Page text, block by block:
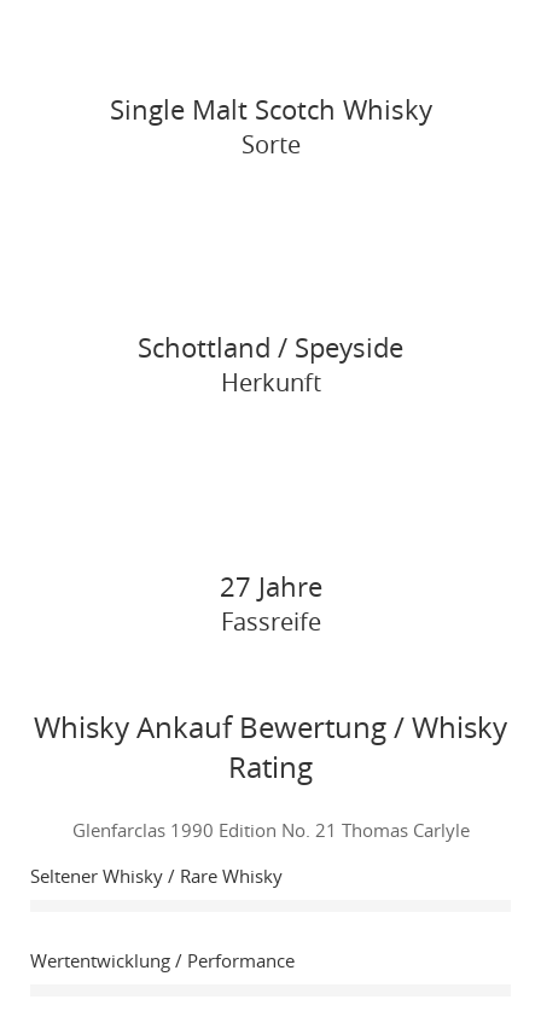
Single Malt Scotch Whisky
Sorte
Schottland / Speyside
Herkunft
27 Jahre
Fassreife
Whisky Ankauf Bewertung / Whisky
Rating
Glenfarclas 1990 Edition No. 21 Thomas Carlyle
Seltener Whisky / Rare Whisky
Wertentwicklung / Performance